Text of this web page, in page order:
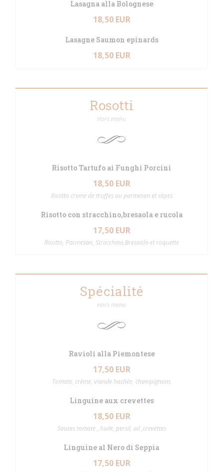
Lasagna alla Bolognese
18,50 EUR
Lasagne Saumon epinards
18,50 EUR
Rosotti
Hors menu
Risotto Tartufo ai Funghi Porcini
18,50 EUR
Risotto creme de truffes au parmesan et cèpes
Risotto con stracchino,bresaola e rucola
17,50 EUR
Risotto, Parmesan, Stracchino,Bresaola et roquette
Spécialité
Hors menu
Ravioli alla Piemontese
17,50 EUR
Tomate, crème, viande hachée, champignons
Linguine aux crevettes
18,50 EUR
Sauces tomate , huile, persil, ail ,crevettes
Linguine al Nero di Seppia
17,50 EUR